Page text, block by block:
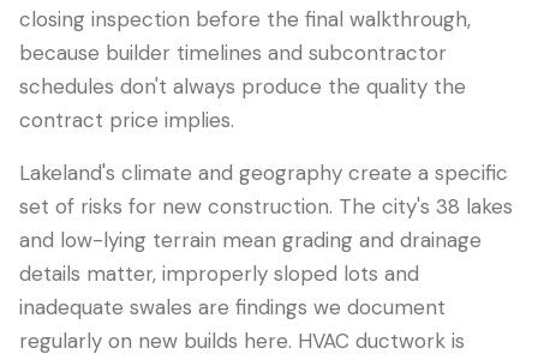
English 中文
407-205-7228
Agendar Inspección
closing inspection before the final walkthrough,
because builder timelines and subcontractor
schedules don't always produce the quality the
contract price implies.
Lakeland's climate and geography create a specific
set of risks for new construction. The city's 38 lakes
and low-lying terrain mean grading and drainage
details matter, improperly sloped lots and
inadequate swales are findings we document
regularly on new builds here. HVAC ductwork is